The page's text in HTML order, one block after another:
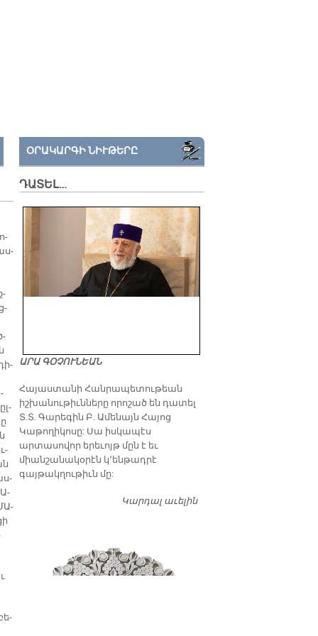
Ա­
ՕՐԱԿԱՐԳԻ ՆԻՒԹԵՐԸ
ԴԱՏԵԼ…
ԱՐԱ ԳՕՉՈՒՆԵԱՆ
​Հայաստանի Հանրապետութեան
իշխանութիւնները որոշած են դատել
Տ.Տ. Գարեգին Բ. Ամենայն Հայոց
Կաթողիկոսը: Սա իսկապէս
արտասովոր երեւոյթ մըն է եւ
միանշանակօրէն կ՚ենթադրէ
գայթակղութիւն մը:
Կարդալ աւելինԴատել…